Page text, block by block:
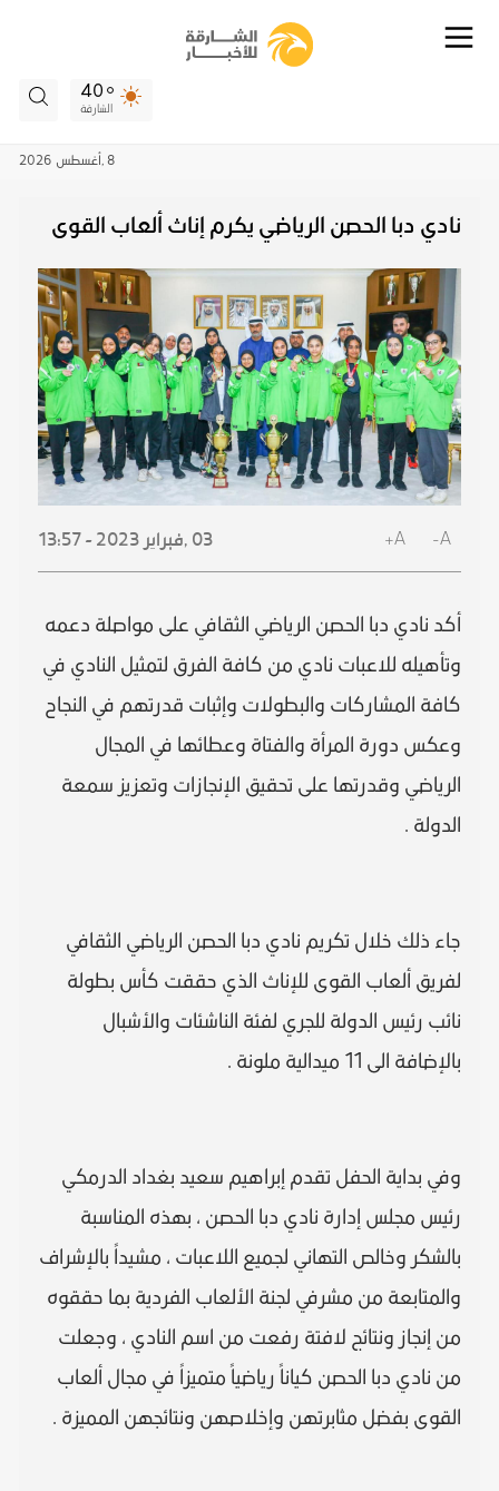
40
الشارقة
8 , أغسطس 2026
نادي دبا الحصن الرياضي يكرم إناث ألعاب القوى
A-
A+
03 , فبراير 2023 - 13:57
أكد نادي دبا الحصن الرياضي الثقافي على مواصلة دعمه
وتأهيله للاعبات نادي من كافة الفرق لتمثيل النادي في
كافة المشاركات والبطولات وإثبات قدرتهم في النجاح
وعكس دورة المرأة والفتاة وعطائها في المجال
الرياضي وقدرتها على تحقيق الإنجازات وتعزيز سمعة
الدولة .
جاء ذلك خلال تكريم نادي دبا الحصن الرياضي الثقافي
لفريق ألعاب القوى للإناث الذي حققت كأس بطولة
نائب رئيس الدولة للجري لفئة الناشئات والأشبال
بالإضافة الى 11 ميدالية ملونة .
وفي بداية الحفل تقدم إبراهيم سعيد بغداد الدرمكي
رئيس مجلس إدارة نادي دبا الحصن ، بهذه المناسبة
بالشكر وخالص التهاني لجميع اللاعبات ، مشيداً بالإشراف
والمتابعة من مشرفي لجنة الألعاب الفردية بما حققوه
من إنجاز ونتائج لافتة رفعت من اسم النادي ، وجعلت
من نادي دبا الحصن كياناً رياضياً متميزاً في مجال ألعاب
القوى بفضل مثابرتهن وإخلاصهن ونتائجهن المميزة .